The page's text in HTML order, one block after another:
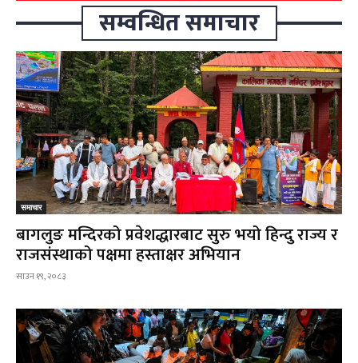
सम्वन्धित समाचार
समाचार
बागलुङ मन्दिरको प्रवेशद्धारबाट सुरु भयो हिन्दु राज्य र
राजसंस्थाको पक्षमा हस्ताक्षर अभियान
साउन १९, २०८३